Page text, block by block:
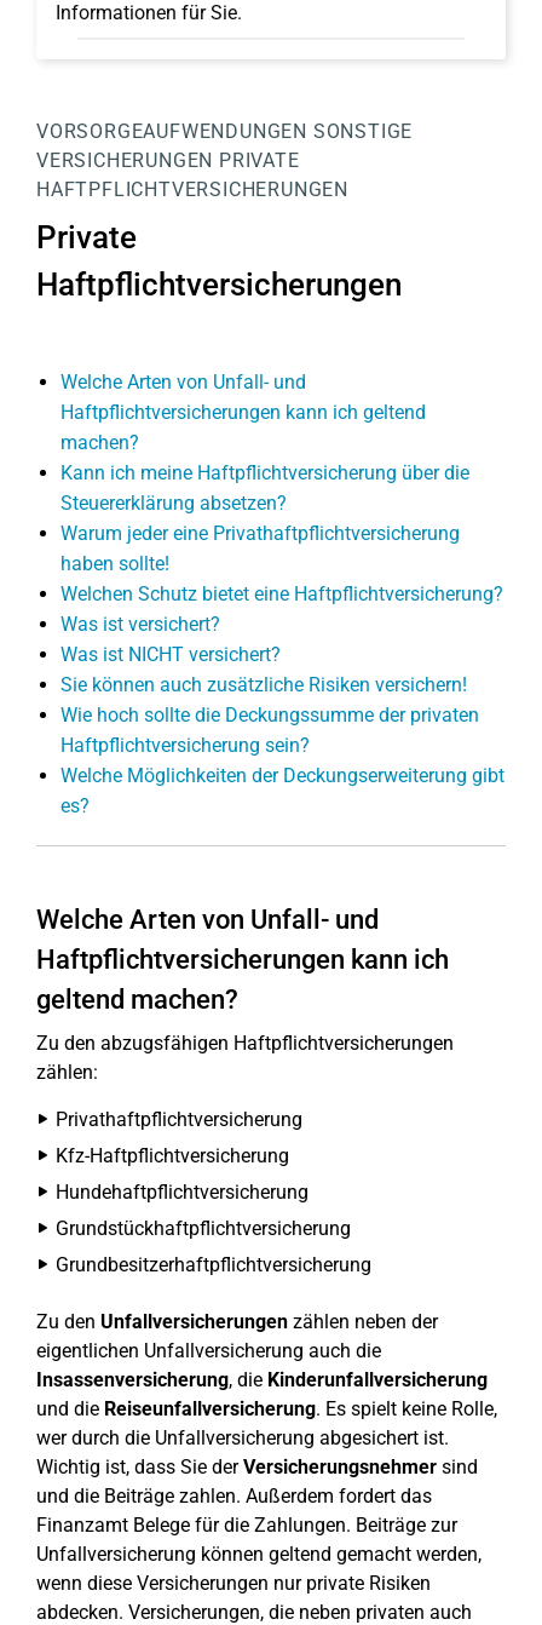
Informationen für Sie.
VORSORGEAUFWENDUNGEN SONSTIGE
VERSICHERUNGEN PRIVATE
HAFTPFLICHTVERSICHERUNGEN
Private
Haftpflichtversicherungen
Welche Arten von Unfall- und
Haftpflichtversicherungen kann ich geltend
machen?
Kann ich meine Haftpflichtversicherung über die
Steuererklärung absetzen?
Warum jeder eine Privathaftpflichtversicherung
haben sollte!
Welchen Schutz bietet eine Haftpflichtversicherung?
Was ist versichert?
Was ist NICHT versichert?
Sie können auch zusätzliche Risiken versichern!
Wie hoch sollte die Deckungssumme der privaten
Haftpflichtversicherung sein?
Welche Möglichkeiten der Deckungserweiterung gibt
es?
Welche Arten von Unfall- und
Haftpflichtversicherungen kann ich
geltend machen?
Zu den abzugsfähigen Haftpflichtversicherungen
zählen:
Privathaftpflichtversicherung
Kfz-Haftpflichtversicherung
Hundehaftpflichtversicherung
Grundstückhaftpflichtversicherung
Grundbesitzerhaftpflichtversicherung
Zu den Unfallversicherungen zählen neben der
eigentlichen Unfallversicherung auch die
Insassenversicherung, die Kinderunfallversicherung
und die Reiseunfallversicherung. Es spielt keine Rolle,
wer durch die Unfallversicherung abgesichert ist.
Wichtig ist, dass Sie derVersicherungsnehmer sind
und die Beiträge zahlen. Außerdem fordert das
Finanzamt Belege für die Zahlungen. Beiträge zur
Unfallversicherung können geltend gemacht werden,
wenn diese Versicherungen nur private Risiken
abdecken. Versicherungen, die neben privaten auch